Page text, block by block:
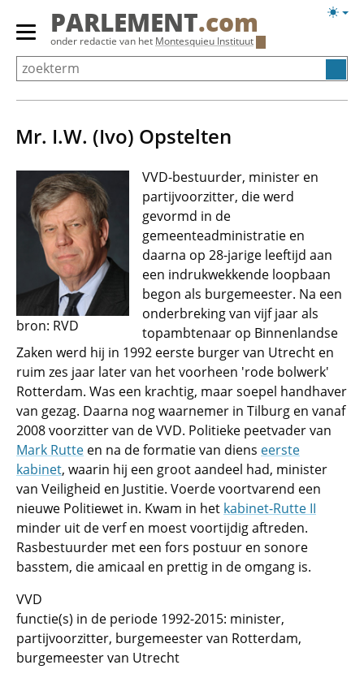
Overslaan
Primair
menu
tonen/verbergen
PARLEMENT.com
onder redactie van het Montesquieu Instituut
Mr. I.W. (Ivo) Opstelten
bron: RVD
VVD-bestuurder, minister en
partijvoorzitter, die werd
gevormd in de
gemeenteadministratie en
daarna op 28-jarige leeftijd aan
een indrukwekkende loopbaan
begon als burgemeester. Na een
onderbreking van vijf jaar als
topambtenaar op Binnenlandse
Zaken werd hij in 1992 eerste burger van Utrecht en
ruim zes jaar later van het voorheen 'rode bolwerk'
Rotterdam. Was een krachtig, maar soepel handhaver
van gezag. Daarna nog waarnemer in Tilburg en vanaf
2008 voorzitter van de VVD. Politieke peetvader van
Mark Rutte en na de formatie van diens eerste
kabinet, waarin hij een groot aandeel had, minister
van Veiligheid en Justitie. Voerde voortvarend een
nieuwe Politiewet in. Kwam in het kabinet-Rutte II
minder uit de verf en moest voortijdig aftreden.
Rasbestuurder met een fors postuur en sonore
basstem, die amicaal en prettig in de omgang is.
VVD
functie(s) in de periode 1992-2015: minister,
partijvoorzitter, burgemeester van Rotterdam,
burgemeester van Utrecht